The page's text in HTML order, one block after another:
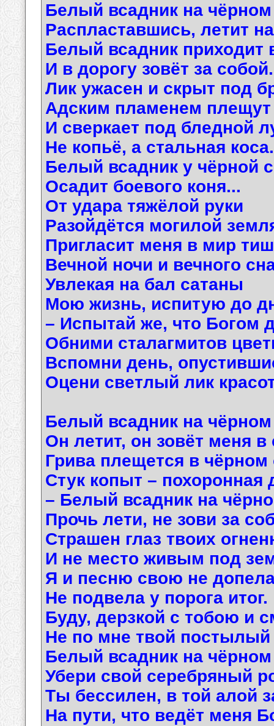
Белый всадник на чёрном
Распластавшись, летит
Белый всадник приходит
И в дорогу зовёт за собой.
Лик ужасен и скрыт под
Адским пламенем плещут
И сверкает под бледной
Не копьё, а стальная коса.
Белый всадник у чёрной
Осадит боевого коня...
От удара тяжёлой руки
Разойдётся могилой
Пригласит меня в мир
Вечной ночи и вечного
Увлекая на бал сатаны
Мою жизнь, испитую до
– Испытай же, что Богом
Обними сталагмитов
Вспомни день,
Оцени светлый лик
Белый всадник на чёрном
Он летит, он зовёт меня в
Грива плещется в чёрном
Стук копыт – похоронная
– Белый всадник на
Прочь лети, не зови за
Страшен глаз твоих
И не место живым под
Я и песню свою не
Не подвела у порога итог.
Буду, дерзкой с тобою и
Не по мне твой постылый
Белый всадник на чёрном
Убери свой серебряный
Ты бессилен, в той алой
На пути, что ведёт меня